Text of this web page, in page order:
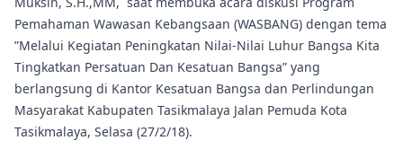
Pemahaman Wawasan Kebangsaan (WASBANG) dengan tema
”Melalui Kegiatan Peningkatan Nilai-Nilai Luhur Bangsa Kita
Tingkatkan Persatuan Dan Kesatuan Bangsa” yang
berlangsung di Kantor Kesatuan Bangsa dan Perlindungan
Masyarakat Kabupaten Tasikmalaya Jalan Pemuda Kota
Tasikmalaya, Selasa (27/2/18).